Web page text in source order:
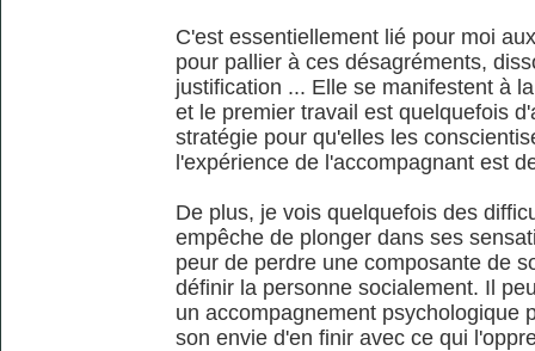
C'est essentiellement lié pour moi
pour pallier à ces désagréments,
justification ... Elle se manifestent à
et le premier travail est quelquefois
stratégie pour qu'elles les
l'expérience de l'accompagnant est
De plus, je vois quelquefois des
empêche de plonger dans ses
peur de perdre une composante de
définir la personne socialement. Il
un accompagnement psychologique
son envie d'en finir avec ce qui